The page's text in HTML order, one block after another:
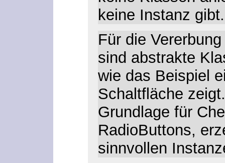
keine Instanz gibt.
Für die
sind abstrakte
wie das Beispiel
Schaltfläche
Grundlage für
RadioButtons,
sinnvollen